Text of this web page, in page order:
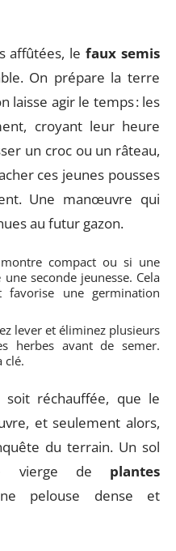
affûtées, lefaux semis
On prépare la terre
laisse agir le temps : les
croyant leur heure
un croc ou un râteau,
ces jeunes pousses
Une manœuvre qui
au futur gazon.
compact ou si une
seconde jeunesse. Cela
une germination
lever et éliminez plusieurs
herbes avant de semer.
clé.
réchauffée, que le
et seulement alors,
du terrain. Un sol
vierge de plantes
pelouse dense et